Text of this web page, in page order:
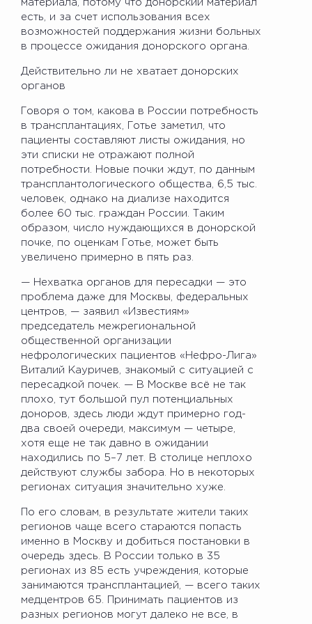
материала, потому что донорский материал
есть, и за счет использования всех
возможностей поддержания жизни больных
в процессе ожидания донорского органа.
Действительно ли не хватает донорских
органов
Говоря о том, какова в России потребность
в трансплантациях, Готье заметил, что
пациенты составляют листы ожидания, но
эти списки не отражают полной
потребности. Новые почки ждут, по данным
трансплантологического общества, 6,5 тыс.
человек, однако на диализе находится
более 60 тыс. граждан России. Таким
образом, число нуждающихся в донорской
почке, по оценкам Готье, может быть
увеличено примерно в пять раз.
— Нехватка органов для пересадки — это
проблема даже для Москвы, федеральных
центров, — заявил «Известиям»
председатель межрегиональной
общественной организации
нефрологических пациентов «Нефро-Лига»
Виталий Кауричев, знакомый с ситуацией с
пересадкой почек. — В Москве всё не так
плохо, тут большой пул потенциальных
доноров, здесь люди ждут примерно год-
два своей очереди, максимум — четыре,
хотя еще не так давно в ожидании
находились по 5–7 лет. В столице неплохо
действуют службы забора. Но в некоторых
регионах ситуация значительно хуже.
По его словам, в результате жители таких
регионов чаще всего стараются попасть
именно в Москву и добиться постановки в
очередь здесь. В России только в 35
регионах из 85 есть учреждения, которые
занимаются трансплантацией, — всего таких
медцентров 65. Принимать пациентов из
разных регионов могут далеко не все, в